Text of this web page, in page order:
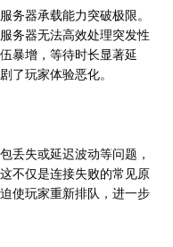
务器承载能力突破极限。
务器无法高效处理突发性
暴增，等待时长显著延
了玩家体验恶化。
丢失或延迟波动等问题，
不仅是连接失败的常见原
使玩家重新排队，进一步